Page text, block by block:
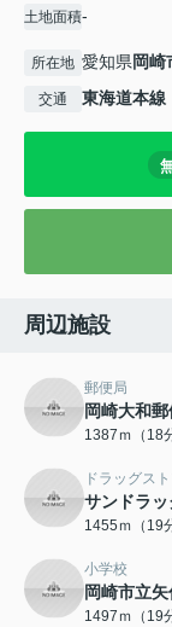
土地面積-
所在地 愛知県岡崎
交通 東海道本線
周辺施設
郵便局
岡崎大和
1387ｍ（18
ドラッグス
サンドラ
1455ｍ（19
小学校
岡崎市立
1497ｍ（19